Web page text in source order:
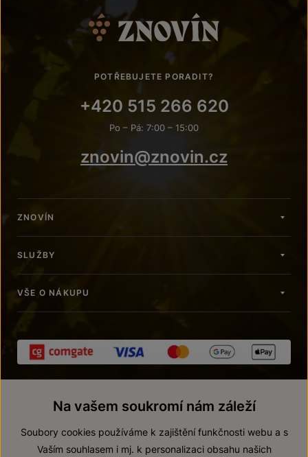
POTŘEBUJETE PORADIT?
+420 515 266 620
Po – Pá: 7:00 – 15:00
znovin@znovin.cz
ZNOVÍN
SLUŽBY
VŠE O NÁKUPU
Na vašem soukromí nám záleží
Soubory cookies používáme k zajištění funkčnosti webu a s
Vaším souhlasem i mj. k personalizaci obsahu našich